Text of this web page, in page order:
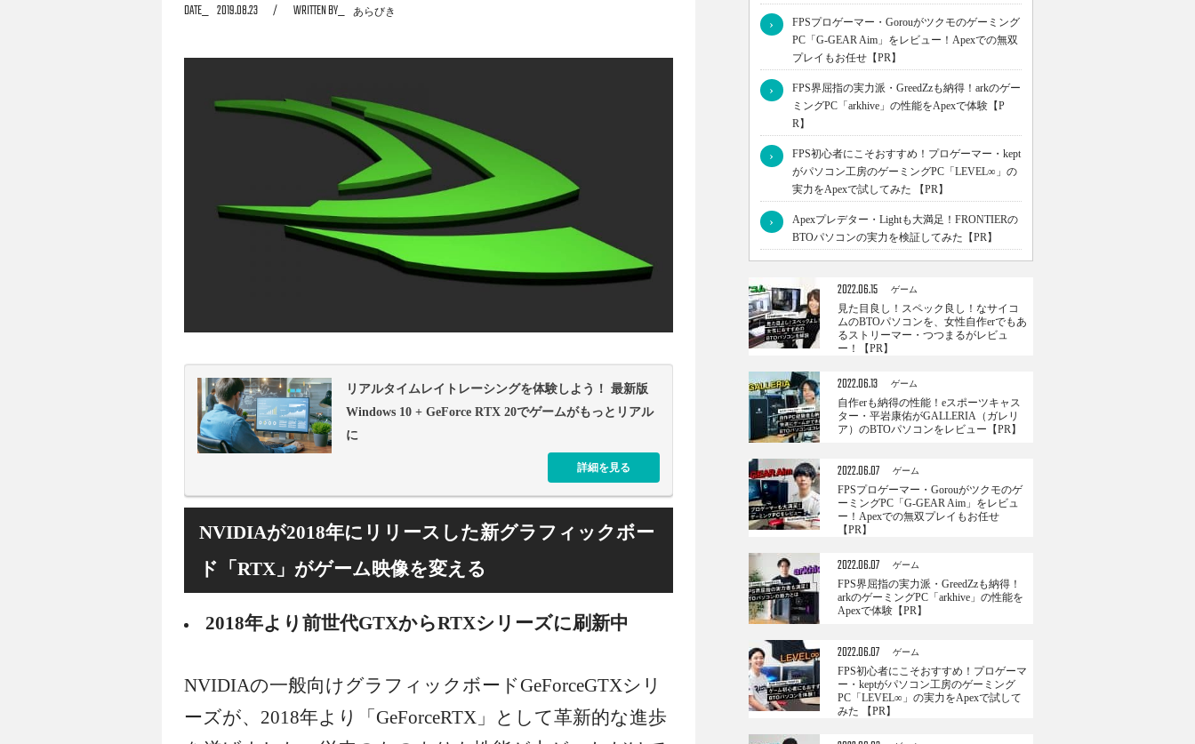
介。この記事を読み終える頃には、きっとあなたもRTXが欲しくなっていることでしょう！
DATE 2019.08.23 WRITTEN BY あらびき
リアルタイムレイトレーシングを体験しよう！ 最新版
Windows 10 + GeForce RTX 20でゲームがもっとリアル
に
詳細を見る
NVIDIAが2018年にリリースした新グラフィックボー
ド「RTX」がゲーム映像を変える
2018年より前世代GTXからRTXシリーズに刷新中
NVIDIAの一般向けグラフィックボードGeForceGTXシリ
ーズが、2018年より「GeForceRTX」として革新的な進歩
›
FPSプロゲーマー・Gorouがツクモのゲーミング
PC「G-GEAR Aim」をレビュー！Apexでの無双
プレイもお任せ【PR】
›
FPS界屈指の実力派・GreedZzも納得！arkのゲー
ミングPC「arkhive」の性能をApexで体験【P
R】
›
FPS初心者にこそおすすめ！プロゲーマー・kept
がパソコン工房のゲーミングPC「LEVEL∞」の
実力をApexで試してみた 【PR】
›
Apexプレデター・Lightも大満足！FRONTIERの
BTOパソコンの実力を検証してみた【PR】
2022.06.15 ゲーム
見た目良し！スペック良し！なサイコ
ムのBTOパソコンを、女性自作erでもあ
るストリーマー・つつまるがレビュ
ー！【PR】
2022.06.13 ゲーム
自作erも納得の性能！eスポーツキャス
ター・平岩康佑がGALLERIA（ガレリ
ア）のBTOパソコンをレビュー【PR】
2022.06.07 ゲーム
FPSプロゲーマー・Gorouがツクモのゲ
ーミングPC「G-GEAR Aim」をレビュ
ー！Apexでの無双プレイもお任せ
【PR】
2022.06.07 ゲーム
FPS界屈指の実力派・GreedZzも納得！
arkのゲーミングPC「arkhive」の性能を
Apexで体験【PR】
2022.06.07 ゲーム
FPS初心者にこそおすすめ！プロゲーマ
ー・keptがパソコン工房のゲーミング
PC「LEVEL∞」の実力をApexで試して
みた 【PR】